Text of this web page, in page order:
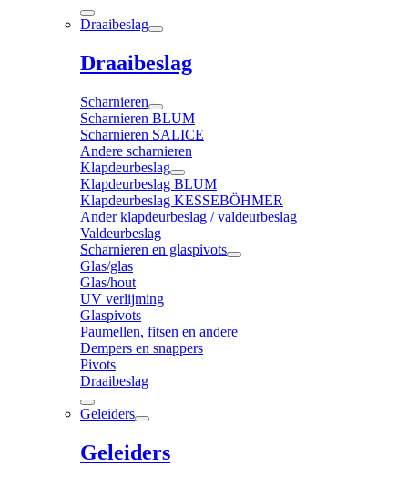
Draaibeslag
Draaibeslag
Scharnieren
Scharnieren BLUM
Scharnieren SALICE
Andere scharnieren
Klapdeurbeslag
Klapdeurbeslag BLUM
Klapdeurbeslag KESSEBÖHMER
Ander klapdeurbeslag / valdeurbeslag
Valdeurbeslag
Scharnieren en glaspivots
Glas/glas
Glas/hout
UV verlijming
Glaspivots
Paumellen, fitsen en andere
Dempers en snappers
Pivots
Draaibeslag
Geleiders
Geleiders